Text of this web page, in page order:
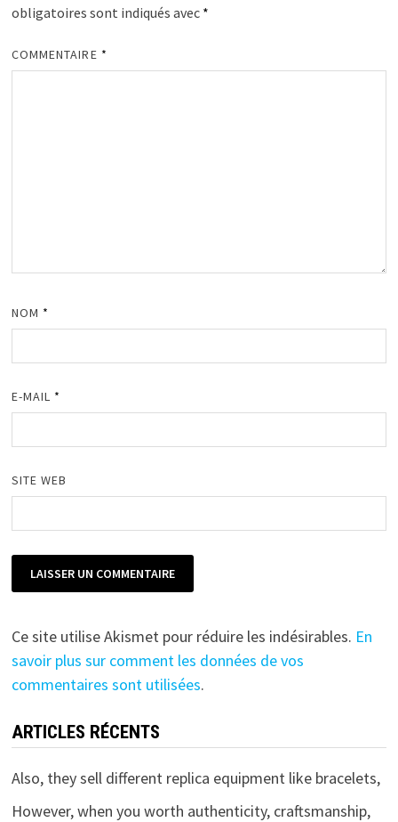
obligatoires sont indiqués avec *
COMMENTAIRE *
NOM *
E-MAIL *
SITE WEB
Ce site utilise Akismet pour réduire les indésirables. En
savoir plus sur comment les données de vos
commentaires sont utilisées.
ARTICLES RÉCENTS
Also, they sell different replica equipment like bracelets,
However, when you worth authenticity, craftsmanship,